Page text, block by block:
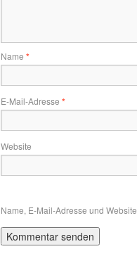
Name *
E-Mail-Adresse *
Website
Name, E-Mail-Adresse und